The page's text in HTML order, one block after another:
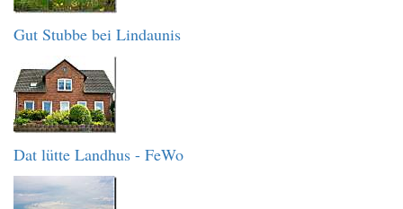
Gut Stubbe bei Lindaunis
Dat lütte Landhus - FeWo